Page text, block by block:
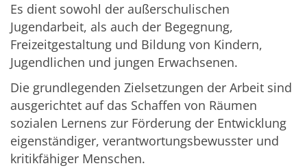
Es dient sowohl der außerschulischen
Jugendarbeit, als auch der Begegnung,
Freizeitgestaltung und Bildung von Kindern,
Jugendlichen und jungen Erwachsenen.
Die grundlegenden Zielsetzungen der Arbeit sind
ausgerichtet auf das Schaffen von Räumen
sozialen Lernens zur Förderung der Entwicklung
eigenständiger, verantwortungsbewusster und
kritikfähiger Menschen.